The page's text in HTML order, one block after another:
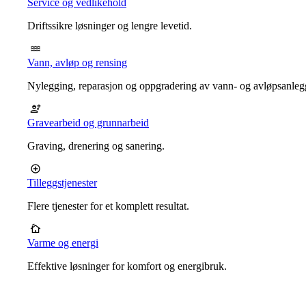
Driftssikre løsninger og lengre levetid.
Vann, avløp og rensing
Nylegging, reparasjon og oppgradering av vann- og
Gravearbeid og grunnarbeid
Graving, drenering og sanering.
Tilleggstjenester
Flere tjenester for et komplett resultat.
Varme og energi
Effektive løsninger for komfort og energibruk.